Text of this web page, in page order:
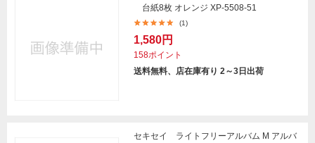
台紙8枚 オレンジ XP-5508-51
(1)
1,580円
158ポイント
送料無料、店在庫有り 2～3日出荷
セキセイ ライトフリーアルバム M アルバ